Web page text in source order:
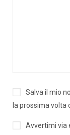
Salva il mio
la prossima volta
Avvertimi via